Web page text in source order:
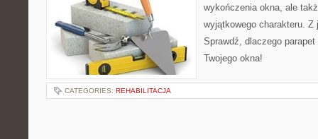
wykończenia okna, ale
wyjątkowego charakteru. Z
Sprawdź, dlaczego
Twojego okna!
CATEGORIES: REHABILITACJA